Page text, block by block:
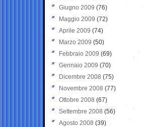
Giugno 2009 (76)
Maggio 2009 (72)
Aprile 2009 (74)
Marzo 2009 (50)
Febbraio 2009 (69)
Gennaio 2009 (70)
Dicembre 2008 (75)
Novembre 2008 (77)
Ottobre 2008 (67)
Settembre 2008 (56)
Agosto 2008 (39)